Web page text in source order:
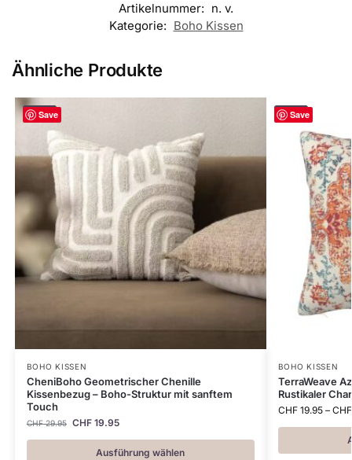
Artikelnummer: n. v.
Kategorie: Boho Kissen
Ähnliche Produkte
Save
-33%
BOHO KISSEN
CheniBoho Geometrischer Chenille
Kissenbezug – Boho-Struktur mit sanftem
Touch
CHF29.95 CHF19.95
Ausführung wählen
Save
-33%
BOHO KISSEN
TerraWeave
Rustikaler
CHF19.95 – CHF